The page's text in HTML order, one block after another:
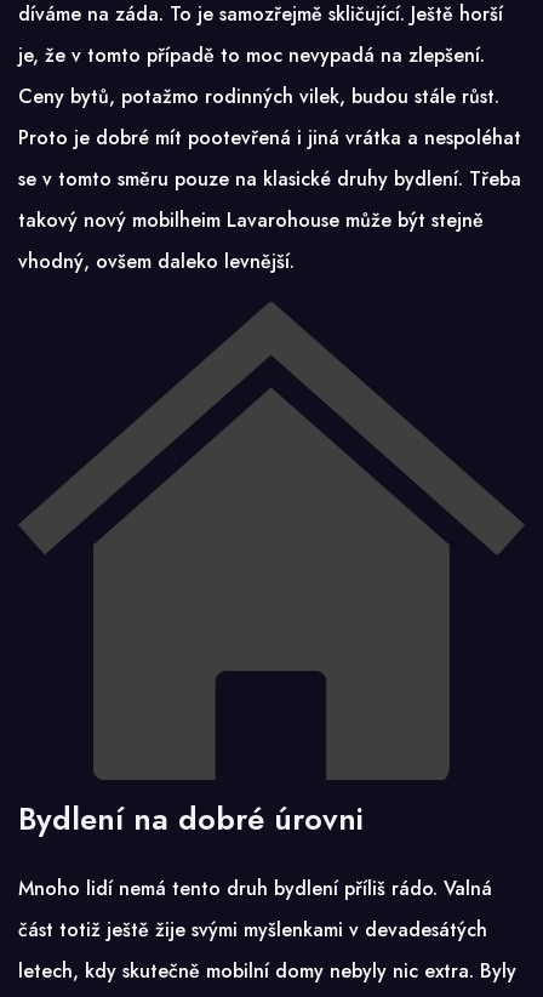
díváme na záda. To je samozřejmě skličující. Ještě horší
je, že v tomto případě to moc nevypadá na zlepšení.
Ceny bytů, potažmo rodinných vilek, budou stále růst.
Proto je dobré mít pootevřená i jiná vrátka a nespoléhat
se v tomto směru pouze na klasické druhy bydlení. Třeba
takový nový mobilheim Lavarohouse může být stejně
vhodný, ovšem daleko levnější.
Bydlení na dobré úrovni
Mnoho lidí nemá tento druh bydlení příliš rádo. Valná
část totiž ještě žije svými myšlenkami v devadesátých
letech, kdy skutečně mobilní domy nebyly nic extra. Byly